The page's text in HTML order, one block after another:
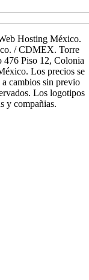
Hosting México.
/ CDMEX. Torre
476 Piso 12, Colonia
Los precios se
a cambios sin previo
Los logotipos
y compañias.